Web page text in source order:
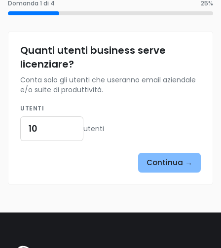
Domanda 1 di 4 25%
Quanti utenti business serve
licenziare?
Conta solo gli utenti che useranno email aziendale
e/o suite di produttività.
UTENTI
utenti
Continua →